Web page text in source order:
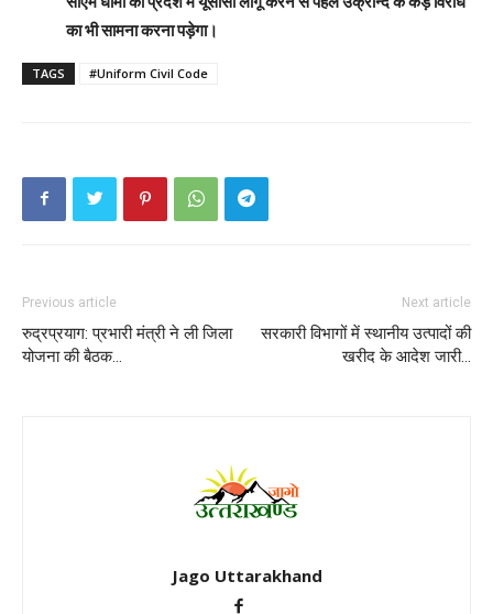
का भी सामना करना पड़ेगा।
TAGS #Uniform Civil Code
Previous article
रुद्रप्रयाग: प्रभारी मंत्री ने ली जिला
योजना की बैठक…
Next article
सरकारी विभागों में स्थानीय उत्पादों की
खरीद के आदेश जारी…
Jago Uttarakhand